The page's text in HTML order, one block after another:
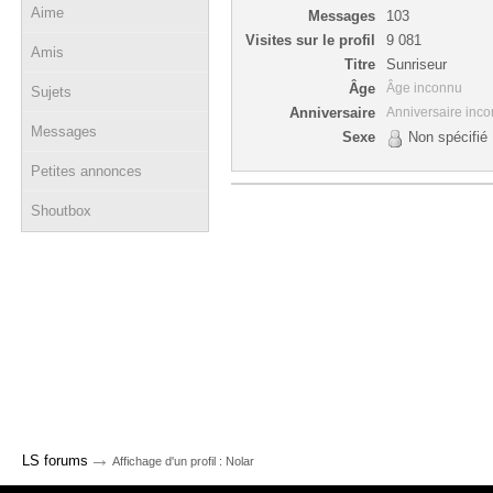
Aime
Amis
Sujets
Messages
Petites annonces
Shoutbox
Messages
103
Visites sur le profil
9 081
Titre
Sunriseur
Âge
Âge inconnu
Anniversaire Anniversaire
Sexe Non spécifié
LS forums → Affichage d'un profil : Nolar